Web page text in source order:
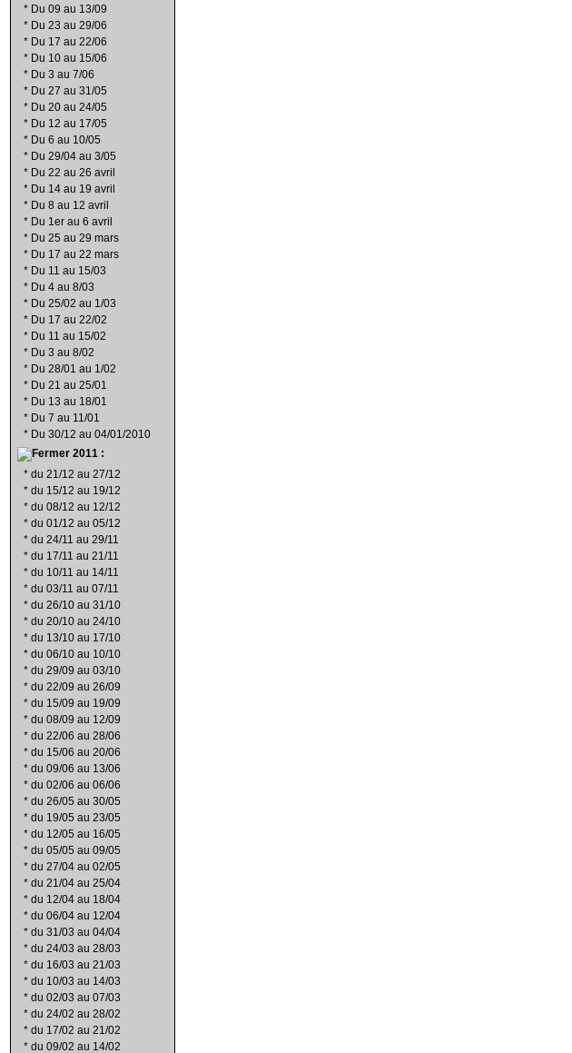
* Du 09 au 13/09
* Du 23 au 29/06
* Du 17 au 22/06
* Du 10 au 15/06
* Du 3 au 7/06
* Du 27 au 31/05
* Du 20 au 24/05
* Du 12 au 17/05
* Du 6 au 10/05
* Du 29/04 au 3/05
* Du 22 au 26 avril
* Du 14 au 19 avril
* Du 8 au 12 avril
* Du 1er au 6 avril
* Du 25 au 29 mars
* Du 17 au 22 mars
* Du 11 au 15/03
* Du 4 au 8/03
* Du 25/02 au 1/03
* Du 17 au 22/02
* Du 11 au 15/02
* Du 3 au 8/02
* Du 28/01 au 1/02
* Du 21 au 25/01
* Du 13 au 18/01
* Du 7 au 11/01
* Du 30/12 au 04/01/2010
2011 :
* du 21/12 au 27/12
* du 15/12 au 19/12
* du 08/12 au 12/12
* du 01/12 au 05/12
* du 24/11 au 29/11
* du 17/11 au 21/11
* du 10/11 au 14/11
* du 03/11 au 07/11
* du 26/10 au 31/10
* du 20/10 au 24/10
* du 13/10 au 17/10
* du 06/10 au 10/10
* du 29/09 au 03/10
* du 22/09 au 26/09
* du 15/09 au 19/09
* du 08/09 au 12/09
* du 22/06 au 28/06
* du 15/06 au 20/06
* du 09/06 au 13/06
* du 02/06 au 06/06
* du 26/05 au 30/05
* du 19/05 au 23/05
* du 12/05 au 16/05
* du 05/05 au 09/05
* du 27/04 au 02/05
* du 21/04 au 25/04
* du 12/04 au 18/04
* du 06/04 au 12/04
* du 31/03 au 04/04
* du 24/03 au 28/03
* du 16/03 au 21/03
* du 10/03 au 14/03
* du 02/03 au 07/03
* du 24/02 au 28/02
* du 17/02 au 21/02
* du 09/02 au 14/02